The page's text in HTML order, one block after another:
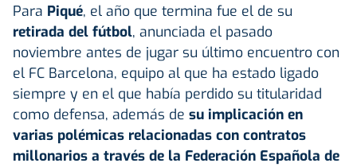
Para Piqué, el año que termina fue el de su
retirada del fútbol, anunciada el pasado
noviembre antes de jugar su último encuentro con
el FC Barcelona, equipo al que ha estado ligado
siempre y en el que había perdido su titularidad
como defensa, además de su implicación en
varias polémicas relacionadas con contratos
millonarios a través de la Federación Española de